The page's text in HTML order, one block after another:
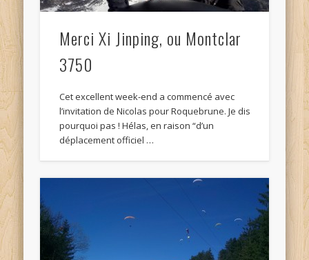
Merci Xi Jinping, ou Montclar
3750
Cet excellent week-end a commencé avec
l’invitation de Nicolas pour Roquebrune. Je dis
pourquoi pas ! Hélas, en raison “d’un
déplacement officiel …